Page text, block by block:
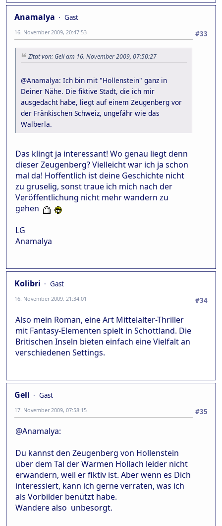
Anamalya
Gast
#33
16. November 2009, 20:47:53
Zitat von: Geli am 16. November 2009, 07:50:27
@Anamalya: Ich bin mit "Hollenstein" ganz in
Deiner Nähe. Die fiktive Stadt, die ich mir
ausgedacht habe, liegt auf einem Zeugenberg vor
der Fränkischen Schweiz, ungefähr wie das
Walberla.
Das klingt ja interessant! Wo genau liegt denn
dieser Zeugenberg? Vielleicht war ich ja schon
mal da! Hoffentlich ist deine Geschichte nicht
zu gruselig, sonst traue ich mich nach der
Veröffentlichung nicht mehr wandern zu
gehen
LG
Anamalya
Kolibri
Gast
#34
16. November 2009, 21:34:01
Also mein Roman, eine Art Mittelalter-Thriller
mit Fantasy-Elementen spielt in Schottland. Die
Britischen Inseln bieten einfach eine Vielfalt an
verschiedenen Settings.
Geli
Gast
#35
17. November 2009, 07:58:15
@Anamalya:
Du kannst den Zeugenberg von Hollenstein
über dem Tal der Warmen Hollach leider nicht
erwandern, weil er fiktiv ist. Aber wenn es Dich
interessiert, kann ich gerne verraten, was ich
als Vorbilder benützt habe.
Wandere also unbesorgt.